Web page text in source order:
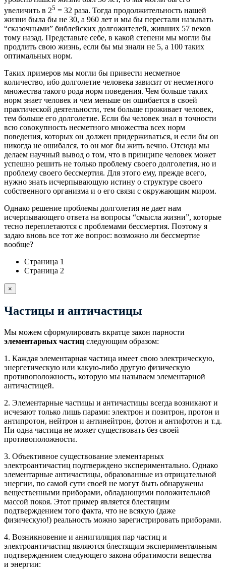
увеличить в 25 = 32 раза. Тогда продолжительность нашей
жизни была бы не 30, а 960 лет и мы бы перестали называть
“сказочными” библейских долгожителей, живших 57 веков
тому назад. Представьте себе, в какой степени мы могли бы
продлить свою жизнь, если бы мы знали не 5, а 100 таких
оптимальных норм.
Таких примеров мы могли бы привести несметное
количество, ибо долголетие человека зависит от несметного
множества такого рода норм поведения. Чем больше таких
норм знает человек и чем меньше он ошибается в своей
практической деятельности, тем больше проживает человек,
тем больше его долголетие. Если бы человек знал в точности
всю совокупность несметного множества всех норм
поведения, которых он должен придерживаться, и если бы он
никогда не ошибался, то он мог бы жить вечно. Отсюда мы
делаем научный вывод о том, что в принципе человек может
успешно решить не только проблему своего долголетия, но и
проблему своего бессмертия. Для этого ему, прежде всего,
нужно знать исчерпывающую истину о структуре своего
собственного организма и о его связи с окружающим миром.
Однако решение проблемы долголетия не дает нам
исчерпывающего ответа на вопросы “смысла жизни”, которые
тесно переплетаются с проблемами бессмертия. Поэтому я
задаю вновь все тот же вопрос: возможно ли бессмертие
вообще?
Страница 1
Страница 2
×
Частицы и античастицы
Мы можем сформулировать вкратце закон парности
элементарных частиц следующим образом:
1. Каждая элементарная частица имеет свою электрическую,
энергетическую или какую-либо другую физическую
противоположность, которую мы называем элементарной
античастицей.
2. Элементарные частицы и античастицы всегда возникают и
исчезают только лишь парами: электрон и позитрон, протон и
антипротон, нейтрон и антинейтрон, фотон и антифотон и т.д.
Ни одна частица не может существовать без своей
противоположности.
3. Объективное существование элементарных
электроантичастиц подтверждено экспериментально. Однако
элементарные античастицы, образованные из отрицательной
энергии, по самой сути своей не могут быть обнаружены
вещественными приборами, обладающими положительной
массой покоя. Этот пример является блестящим
подтверждением того факта, что не всякую (даже
физическую!) реальность можно зарегистрировать приборами.
4. Возникновение и аннигиляция пар частиц и
электроантичастиц являются блестящим экспериментальным
подтверждением следующего закона обратимости вещества
и энергии: